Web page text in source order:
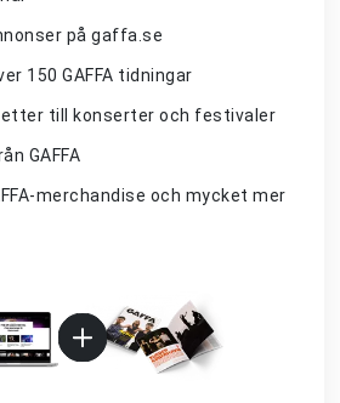
på gaffa.se
150 GAFFA tidningar
till konserter och festivaler
GAFFA
merchandise och mycket mer